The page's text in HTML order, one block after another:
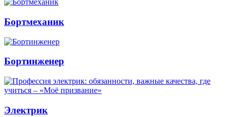
Бортмеханик
Бортинженер
Электрик